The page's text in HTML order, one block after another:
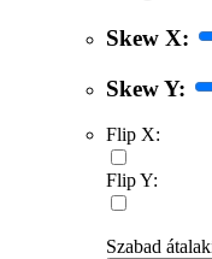
Skew X:
Skew Y:
Flip X:
Flip Y:
Szabad